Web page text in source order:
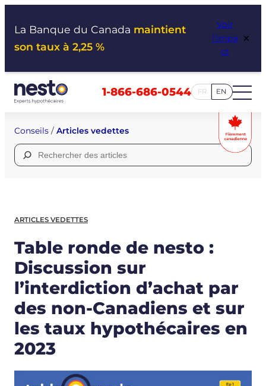
La Banque du Canada maintient
son taux à 2,25 %
Voir
l’impa
ct
×
1-866-686-0544 FR EN
Conseils / Articles vedettes
Rechercher :
ARTICLES VEDETTES
Table ronde de nesto :
Discussion sur
l’interdiction d’achat par
des non-Canadiens et sur
les taux hypothécaires en
2023